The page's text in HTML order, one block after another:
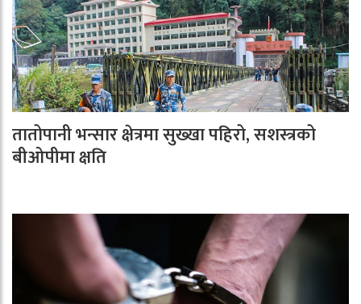
तातोपानी भन्सार क्षेत्रमा सुख्खा पहिरो, सशस्त्रको
बीओपीमा क्षति